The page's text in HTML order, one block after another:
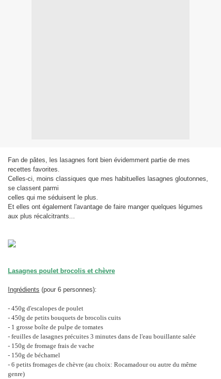
Fan de pâtes, les lasagnes font bien évidemment partie de mes
recettes favorites.
Celles-ci, moins classiques que mes habituelles lasagnes gloutonnes,
se classent parmi
celles qui me séduisent le plus.
Et elles ont également l'avantage de faire manger quelques légumes
aux plus récalcitrants...
Lasagnes poulet brocolis et chèvre
Ingrédients (pour 6 personnes):
- 450g d'escalopes de poulet
- 450g de petits bouquets de brocolis cuits
- 1 grosse boîte de pulpe de tomates
- feuilles de lasagnes précuites 3 minutes dans de l'eau bouillante salée
- 150g de fromage frais de vache
- 150g de béchamel
- 6 petits fromages de chèvre (au choix: Rocamadour ou autre du même
genre)